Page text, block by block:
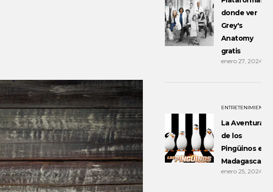
donde ver
Grey's
Anatomy
gratis
enero 27, 2024
ENTRETENIMIENTO
La Aventura
de los
Pingüinos en
Madagascar
enero 25, 2024